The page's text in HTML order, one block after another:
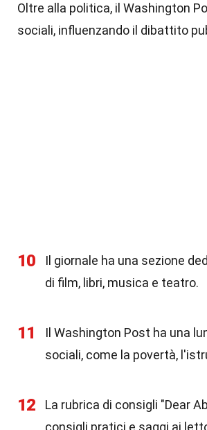
Oltre alla politica, il Washington
sociali, influenzando il dibattito
10
Il giornale ha una sezione
di film, libri, musica e teatro.
11
Il Washington Post ha una
sociali, come la povertà,
12
La rubrica di consigli "Dear
consigli pratici e saggi ai